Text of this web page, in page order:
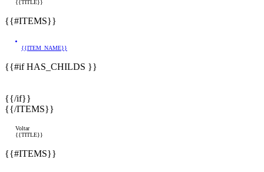
{{TITLE}}
{{#ITEMS}}
{{ITEM_NAME}}
{{#if HAS_CHILDS }}
{{/if}}
{{/ITEMS}}
Voltar
{{TITLE}}
{{#ITEMS}}